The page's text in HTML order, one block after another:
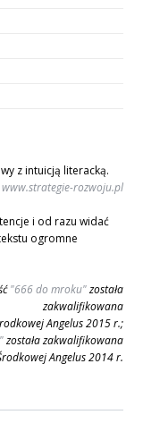
z intuicją literacką.
www.strategie-rozwoju.pl
i od razu widać
ogromne
"666 do mroku"została
zakwalifikowana
Angelus 2015 r.;
została zakwalifikowana
Angelus 2014 r.